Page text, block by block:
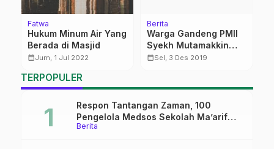
Fatwa
Hukum Minum Air Yang
Berada di Masjid
calendar_monthJum, 1 Jul 2022
Berita
Warga Gandeng PMII
Syekh Mutamakkin
Tancapkan 8000 Bibit
calendar_monthSel, 3 Des 2019
TERPOPULER
Berita
Respon Tantangan Zaman, 100
Pengelola Medsos Sekolah Ma’arif
Pekalongan Ikuti Pelatihan Literasi